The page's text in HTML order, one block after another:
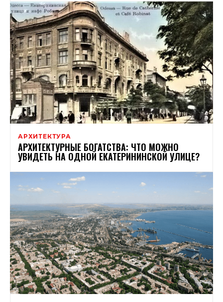
АРХИТЕКТУРА
АРХИТЕКТУРНЫЕ БОГАТСТВА: ЧТО МОЖНО
УВИДЕТЬ НА ОДНОЙ ЕКАТЕРИНИНСКОЙ УЛИЦЕ?